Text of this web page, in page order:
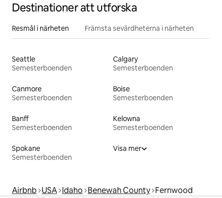
Destinationer att utforska
Resmål i närheten Främsta sevärdheterna i närheten
Seattle
Semesterboenden
Calgary
Semesterboenden
Canmore
Semesterboenden
Boise
Semesterboenden
Banff
Semesterboenden
Kelowna
Semesterboenden
Spokane
Semesterboenden
Visa mer
Airbnb USA Idaho Benewah County Fernwood